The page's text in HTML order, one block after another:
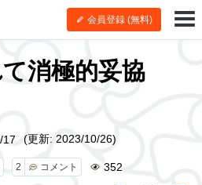
会員登録 (無料)
消極的妥協
2 コメント 352
17 (更新: 2023/10/26)